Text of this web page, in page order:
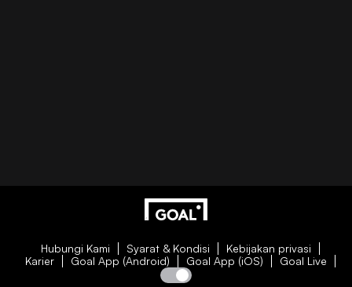
Hubungi Kami Syarat & Kondisi
Kebijakan privasi
Karier
Goal App (Android) Goal App (iOS) Goal Live